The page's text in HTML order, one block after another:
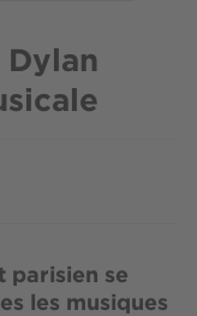
parisien se
les musiques